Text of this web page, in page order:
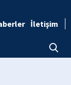
İletişim